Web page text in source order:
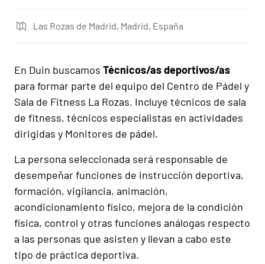
Las Rozas de Madrid, Madrid, España
En Duin buscamos Técnicos/as deportivos/as
para formar parte del equipo del Centro de Pádel y
Sala de Fitness La Rozas. Incluye técnicos de sala
de fitness, técnicos especialistas en actividades
dirigidas y Monitores de pádel.
La persona seleccionada será responsable de
desempeñar funciones de instrucción deportiva,
formación, vigilancia, animación,
acondicionamiento físico, mejora de la condición
física, control y otras funciones análogas respecto
a las personas que asisten y llevan a cabo este
tipo de práctica deportiva.